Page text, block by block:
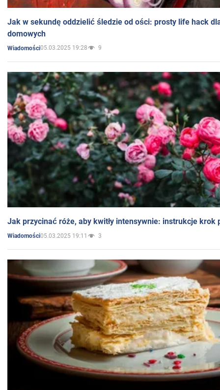
Jak w sekundę oddzielić śledzie od ości: prosty life hack
domowych
Wiadomości05.03.2025 19:28 9
Jak przycinać róże, aby kwitły intensywnie: instrukcje krok
Wiadomości05.03.2025 19:11 3